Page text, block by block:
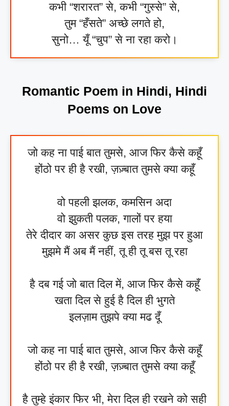
कभी “शरारत” से, कभी “गुस्से” से,
तुम “हँसते” अच्छे लगते हो,
सुनो… यूँ “चुप” से ना रहा करो।
Romantic Poem in Hindi, Hindi
Poems on Love
जो कह ना पाई बात तुमसे, आज फिर कैसे कहूँ
होंठो पर ही है रखी, ज़ज़्बात तुमसे क्या कहूँ
वो पहली झलक, कमसिन अदा
वो झुकती पलक, गालों पर हया
तेरे दीदार का असर कुछ इस तरह मुझ पर हुआ
मुझमे मैं अब मैं नहीं, तू ही तू बस तू रहा
है दब गई जो बात दिल में, आज फिर कैसे कहूँ
खता दिल से हुई है दिल ही भुगते
इलज़ाम तुझपे क्या मढ दूँ
जो कह ना पाई बात तुमसे, आज फिर कैसे कहूँ
होंठो पर ही है रखी, ज़ज़्बात तुमसे क्या कहूँ
है तुम्हे इंकार फिर भी, मेरा दिल ही रखने को सही